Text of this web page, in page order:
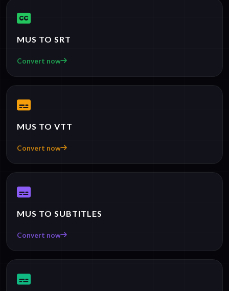
MUS TO SRT
Convert now
MUS TO VTT
Convert now
MUS TO SUBTITLES
Convert now